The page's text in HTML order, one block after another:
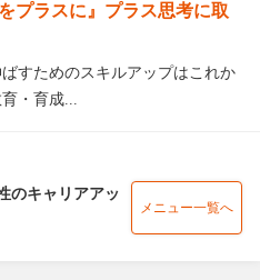
プラスに』プラス思考に取
すためのスキルアップはこれか
・育成...
のキャリアアッ
メニュー一覧へ